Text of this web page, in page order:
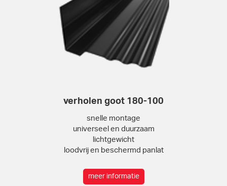
verholen goot 180-100
snelle montage
universeel en duurzaam
lichtgewicht
loodvrij en beschermd panlat
meer informatie